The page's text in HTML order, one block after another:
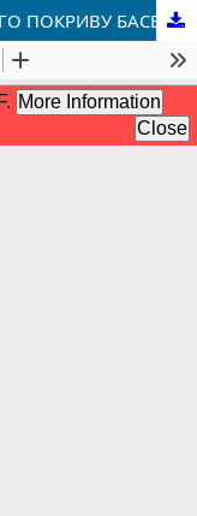
ОЦІНКА РОДЮЧОСТІ ҐРУНТОВОГО ПОКРИВУ БАСЕЙНУ РІЧКИ УСТЯ ЗА ПОКАЗНИКАМИ КОМПЛЕКСНОГО АГРОХІМІЧНОГО БАЛУ